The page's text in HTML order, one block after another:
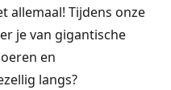
allemaal! Tijdens onze
je van gigantische
en
langs?